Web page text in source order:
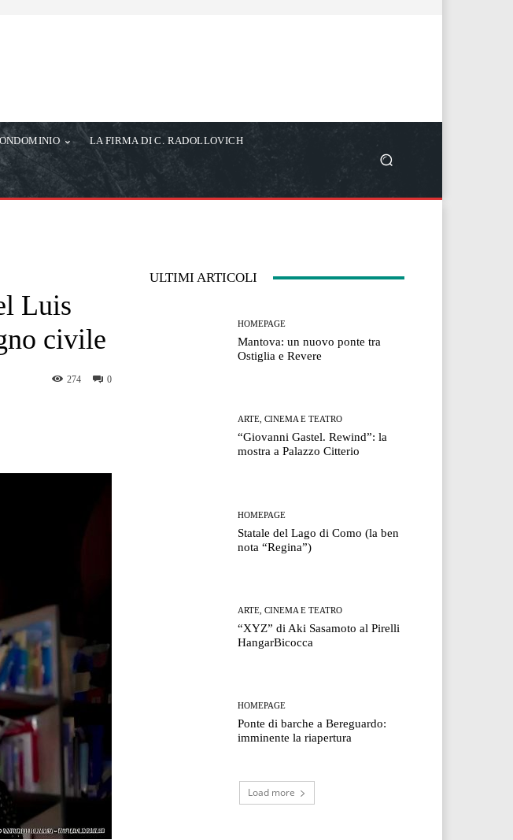
LA FIRMA DI C. RADOLLOVICH
Luis
civile
0
274
ULTIMI ARTICOLI
HOMEPAGE
Mantova: un nuovo ponte tra
Ostiglia e Revere
ARTE, CINEMA E TEATRO
“Giovanni Gastel. Rewind”: la
mostra a Palazzo Citterio
HOMEPAGE
Statale del Lago di Como (la ben
nota “Regina”)
ARTE, CINEMA E TEATRO
“XYZ” di Aki Sasamoto al Pirelli
HangarBicocca
HOMEPAGE
Ponte di barche a Bereguardo:
imminente la riapertura
Load more